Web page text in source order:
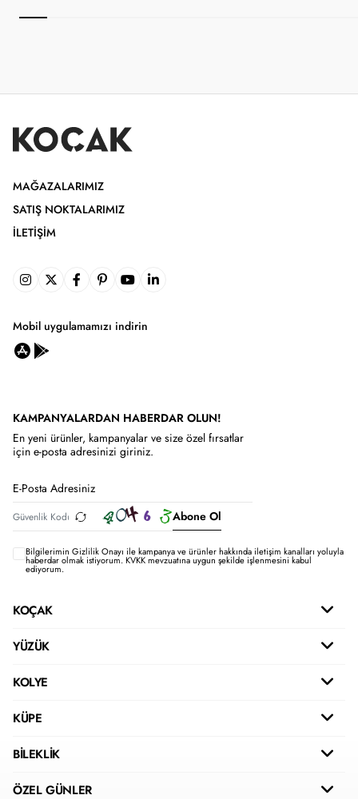
MAĞAZALARIMIZ
SATIŞ NOKTALARIMIZ
İLETIŞIM
Mobil uygulamamızı indirin
KAMPANYALARDAN HABERDAR OLUN!
En yeni ürünler, kampanyalar ve size özel fırsatlar
için e-posta adresinizi giriniz.
Abone Ol
Bilgilerimin Gizlilik Onayı ile kampanya ve ürünler hakkında iletişim kanalları yoluyla
haberdar olmak istiyorum.KVKK mevzuatına uygun şekilde işlenmesini kabul
ediyorum.
KOÇAK
YÜZÜK
KOLYE
KÜPE
BİLEKLİK
ÖZEL GÜNLER